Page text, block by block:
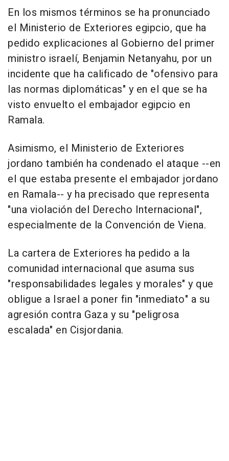
En los mismos términos se ha pronunciado
el Ministerio de Exteriores egipcio, que ha
pedido explicaciones al Gobierno del primer
ministro israelí, Benjamin Netanyahu, por un
incidente que ha calificado de "ofensivo para
las normas diplomáticas" y en el que se ha
visto envuelto el embajador egipcio en
Ramala.
Asimismo, el Ministerio de Exteriores
jordano también ha condenado el ataque --en
el que estaba presente el embajador jordano
en Ramala-- y ha precisado que representa
"una violación del Derecho Internacional",
especialmente de la Convención de Viena.
La cartera de Exteriores ha pedido a la
comunidad internacional que asuma sus
"responsabilidades legales y morales" y que
obligue a Israel a poner fin "inmediato" a su
agresión contra Gaza y su "peligrosa
escalada" en Cisjordania.